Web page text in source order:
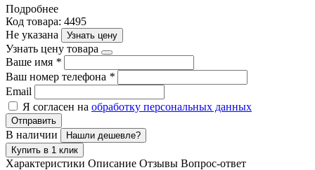
Подробнее
Код товара: 4495
Не указана
Узнать цену
Узнать цену товара
Ваше имя *
Ваш номер телефона *
Email
Я согласен на обработку персональных данных
Отправить
В наличии
Нашли дешевле?
Купить в 1 клик
Характеристики Описание Отзывы Вопрос-ответ